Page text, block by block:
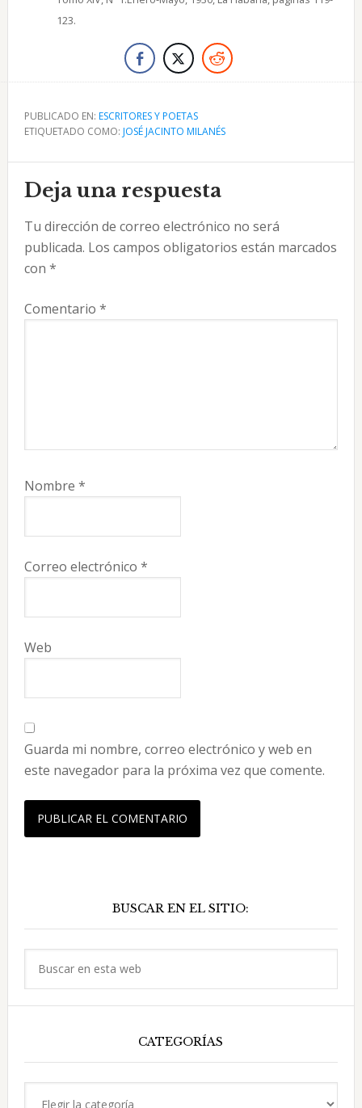
123.
PUBLICADO EN: ESCRITORES Y POETAS
ETIQUETADO COMO: JOSÉ JACINTO MILANÉS
Interacciones
con
los
lectores
Deja una respuesta
Tu dirección de correo electrónico no será
publicada. Los campos obligatorios están marcados
con *
Comentario *
Nombre *
Correo electrónico *
Web
Guarda mi nombre, correo electrónico y web en
este navegador para la próxima vez que comente.
principal
BUSCAR EN EL SITIO:
CATEGORÍAS